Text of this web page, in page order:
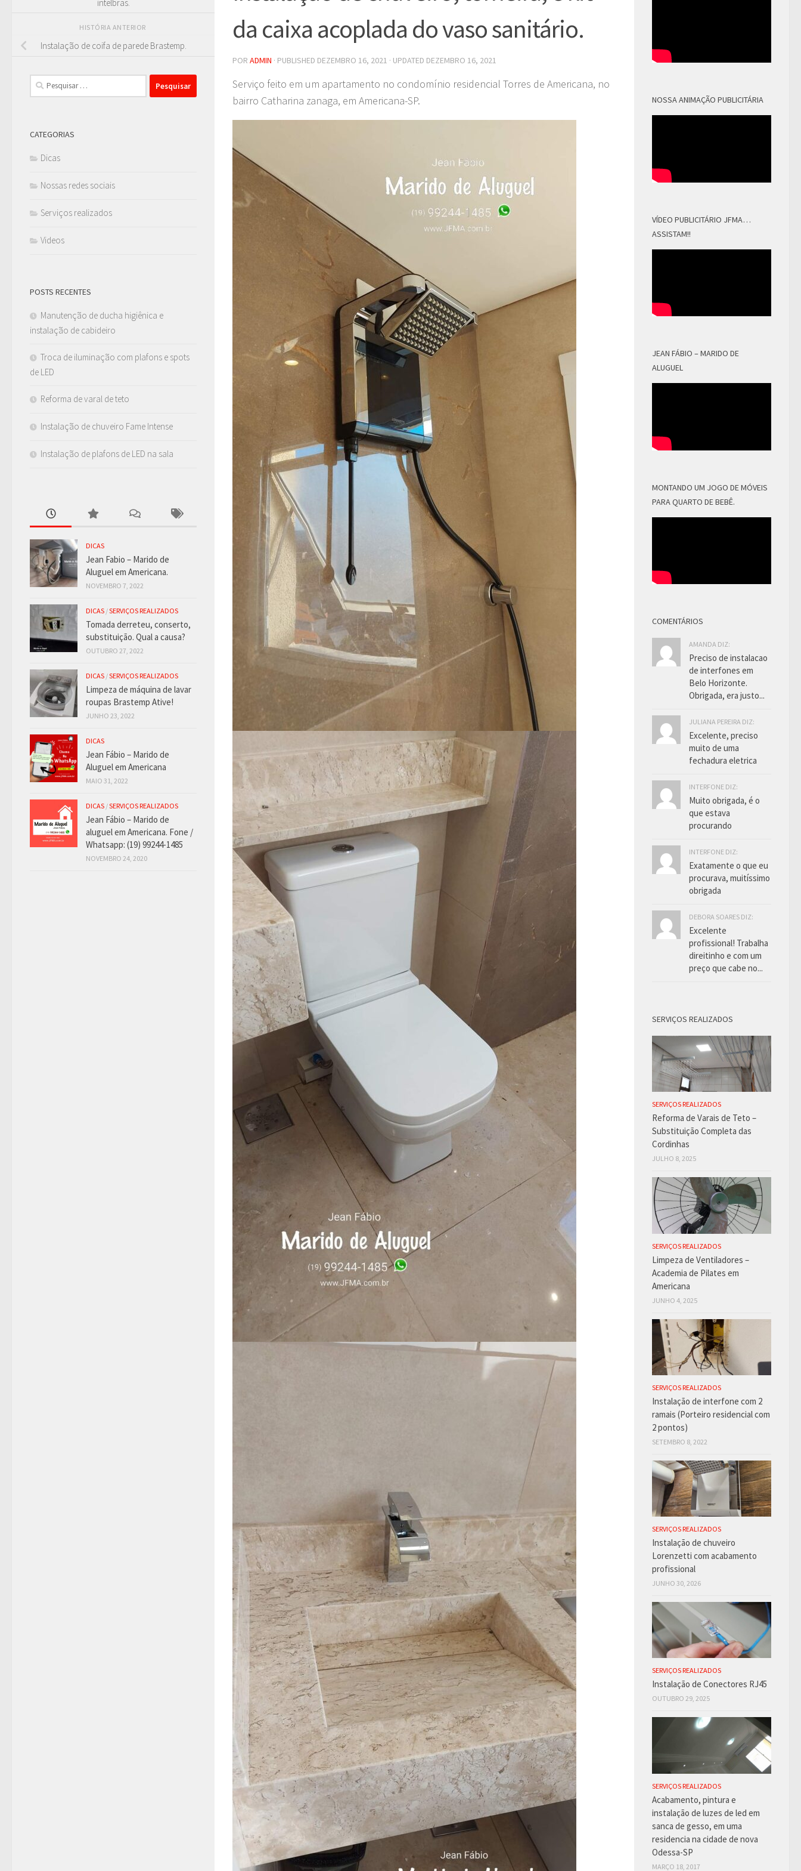
da caixa acoplada do vaso sanitário.
POR ADMIN · PUBLISHED DEZEMBRO 16, 2021 · UPDATED DEZEMBRO 16, 2021
Serviço feito em um apartamento no condomínio residencial Torres de Americana, no
bairro Catharina zanaga, em Americana-SP.
intelbras.
HISTÓRIA ANTERIOR
Instalação de coifa de parede Brastemp.
Pesquisar
por:
CATEGORIAS
Dicas
Nossas redes sociais
Serviços realizados
Videos
POSTS RECENTES
Manutenção de ducha higiênica e
instalação de cabideiro
Troca de iluminação com plafons e spots
de LED
Reforma de varal de teto
Instalação de chuveiro Fame Intense
Instalação de plafons de LED na sala
DICAS
Jean Fabio – Marido de
Aluguel em Americana.
NOVEMBRO 7, 2022
DICAS /SERVIÇOS REALIZADOS
Tomada derreteu, conserto,
substituição. Qual a causa?
OUTUBRO 27, 2022
DICAS /SERVIÇOS REALIZADOS
Limpeza de máquina de lavar
roupas Brastemp Ative!
JUNHO 23, 2022
DICAS
Jean Fábio – Marido de
Aluguel em Americana
MAIO 31, 2022
DICAS /SERVIÇOS REALIZADOS
Jean Fábio – Marido de
aluguel em Americana. Fone /
Whatsapp: (19) 99244-1485
NOVEMBRO 24, 2020
NOSSA ANIMAÇÃO PUBLICITÁRIA
VÍDEO PUBLICITÁRIO JFMA…
ASSISTAM!!
JEAN FÁBIO – MARIDO DE
ALUGUEL
MONTANDO UM JOGO DE MÓVEIS
PARA QUARTO DE BEBÊ.
COMENTÁRIOS
AMANDA DIZ:
Preciso de instalacao
de interfones em
Belo Horizonte.
Obrigada, era justo...
JULIANA PEREIRA DIZ:
Excelente, preciso
muito de uma
fechadura eletrica
INTERFONE DIZ:
Muito obrigada, é o
que estava
procurando
INTERFONE DIZ:
Exatamente o que eu
procurava, muitíssimo
obrigada
DEBORA SOARES DIZ:
Excelente
profissional! Trabalha
direitinho e com um
preço que cabe no...
SERVIÇOS REALIZADOS
SERVIÇOS REALIZADOS
Reforma de Varais de Teto –
Substituição Completa das
Cordinhas
JULHO 8, 2025
SERVIÇOS REALIZADOS
Limpeza de Ventiladores –
Academia de Pilates em
Americana
JUNHO 4, 2025
SERVIÇOS REALIZADOS
Instalação de interfone com 2
ramais (Porteiro residencial com
2 pontos)
SETEMBRO 8, 2022
SERVIÇOS REALIZADOS
Instalação de chuveiro
Lorenzetti com acabamento
profissional
JUNHO 30, 2026
SERVIÇOS REALIZADOS
Instalação de Conectores RJ45
OUTUBRO 29, 2025
SERVIÇOS REALIZADOS
Acabamento, pintura e
instalação de luzes de led em
sanca de gesso, em uma
residencia na cidade de nova
Odessa-SP
MARÇO 18, 2017